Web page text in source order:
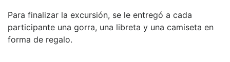
Para finalizar la excursión, se le entregó a cada
participante una gorra, una libreta y una camiseta en
forma de regalo.